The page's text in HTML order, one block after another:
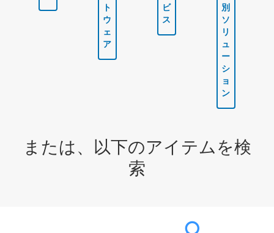
ト
ウ
ェ
ア
ビ
ス
別
ソ
リ
ュ
ー
シ
ョ
ン
または、以下のアイテムを検
索